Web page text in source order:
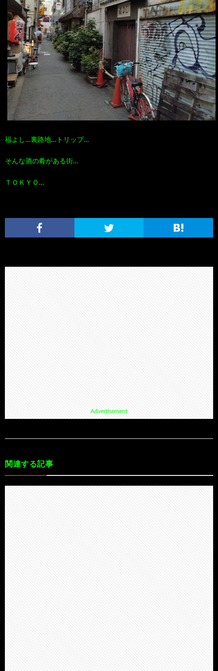
福よし…裏路地…トリップ…
そんな酒の肴がある街…
ＴＯＫＹＯ…
Advertisement
関連する記事